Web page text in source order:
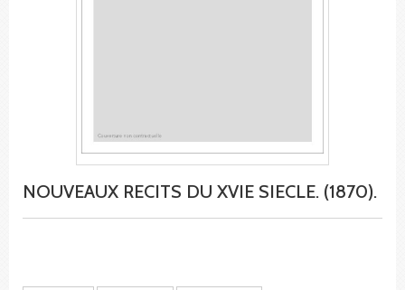
NOUVEAUX RECITS DU XVIE SIECLE. (1870).